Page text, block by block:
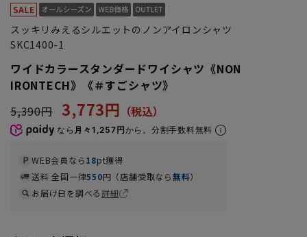
スッキリみえるシルエットのノンアイロンシャツ
SKC1400-1
ワイドカラースタンダードワイシャツ《NON
IRONTECH》《＃すごシャツ》
5,390円 3,773円
なら 月々1,257円から。分割手数料無料
WEB会員なら18pt獲得
送料 全国一律550円（店舗受取なら無料）
お届け日を調べる詳細